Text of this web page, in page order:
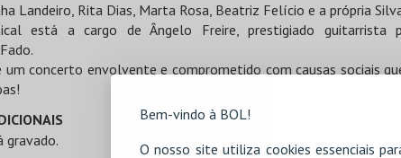
Bem-vindo à BOL!
O nosso site utiliza cookies essenciais
Landeiro, Rita Dias, Marta Rosa, Beatriz Felício e a própria
está a cargo de Ângelo Freire, prestigiado guitarrista
concerto envolvente e comprometido com causas sociais
gravado.